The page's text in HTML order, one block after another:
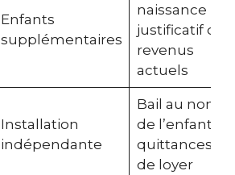
Enfants
supplémentaires
naissance +
justificatif de
revenus
actuels
Installation
indépendante
Bail au nom
de l’enfant +
quittances
de loyer